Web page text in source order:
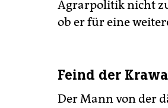
Agrarpolitik nicht
ob er für eine
Feind der
Der Mann von der